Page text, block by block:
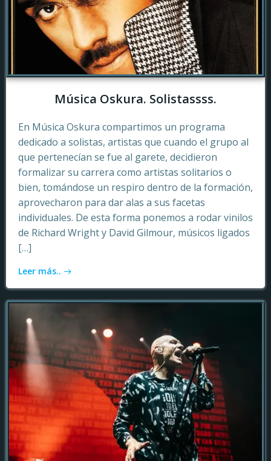
Música Oskura. Solistassss.
En Música Oskura compartimos un programa
dedicado a solistas, artistas que cuando el grupo al
que pertenecían se fue al garete, decidieron
formalizar su carrera como artistas solitarios o
bien, tomándose un respiro dentro de la formación,
aprovecharon para dar alas a sus facetas
individuales. De esta forma ponemos a rodar vinilos
de Richard Wright y David Gilmour, músicos ligados
[…]
Leer más..